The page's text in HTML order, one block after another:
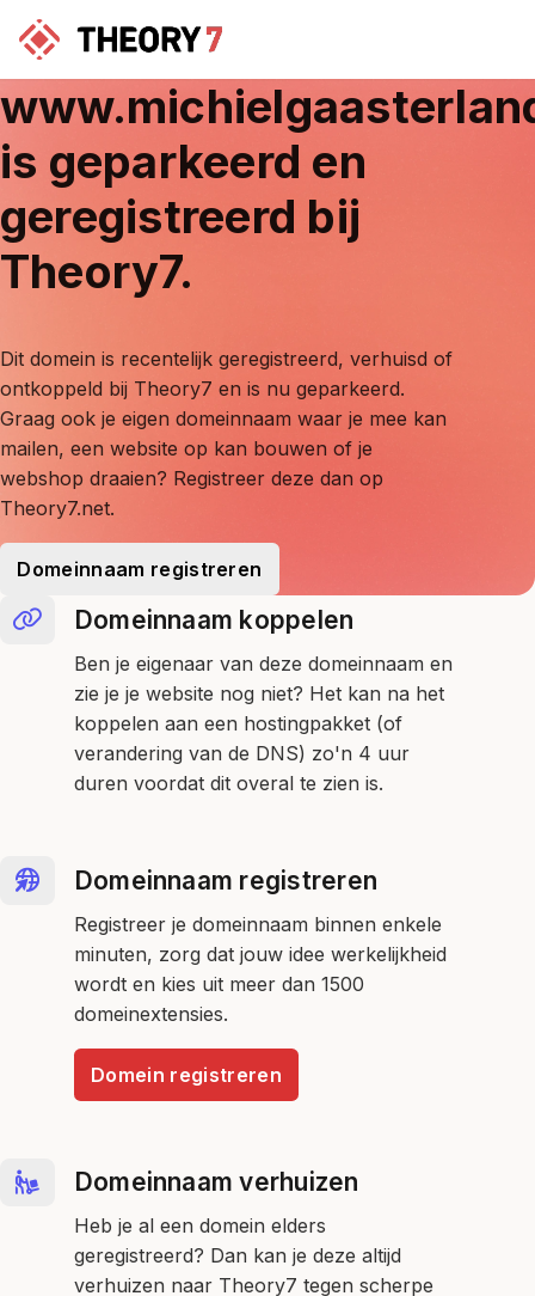
is geparkeerd en
geregistreerd bij
Theory7.
Dit domein is recentelijk geregistreerd, verhuisd of
ontkoppeld bij Theory7 en is nu geparkeerd.
Graag ook je eigen domeinnaam waar je mee kan
mailen, een website op kan bouwen of je
webshop draaien? Registreer deze dan op
Theory7.net.
Domeinnaam registreren
Domeinnaam koppelen
Ben je eigenaar van deze domeinnaam en
zie je je website nog niet? Het kan na het
koppelen aan een hostingpakket (of
verandering van de DNS) zo'n 4 uur
duren voordat dit overal te zien is.
Domeinnaam registreren
Registreer je domeinnaam binnen enkele
minuten, zorg dat jouw idee werkelijkheid
wordt en kies uit meer dan 1500
domeinextensies.
Domein registreren
Domeinnaam verhuizen
Heb je al een domein elders
geregistreerd? Dan kan je deze altijd
verhuizen naar Theory7 tegen scherpe